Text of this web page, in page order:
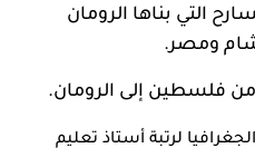
التي بناها الرومان
ومصر.
لرتبة أستاذ تعليم